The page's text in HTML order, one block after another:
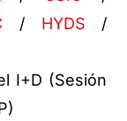
/ HYDS /
I+D (Sesión